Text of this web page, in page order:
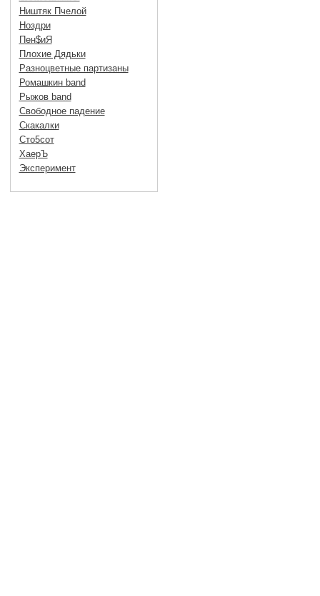
Ништяк Пчелой
Ноздри
Пен$иЯ
Плохие Дядьки
Разноцветные партизаны
Ромашкин band
Рыжов band
Свободное падение
Скакалки
Сто5сот
ХаерЪ
Эксперимент